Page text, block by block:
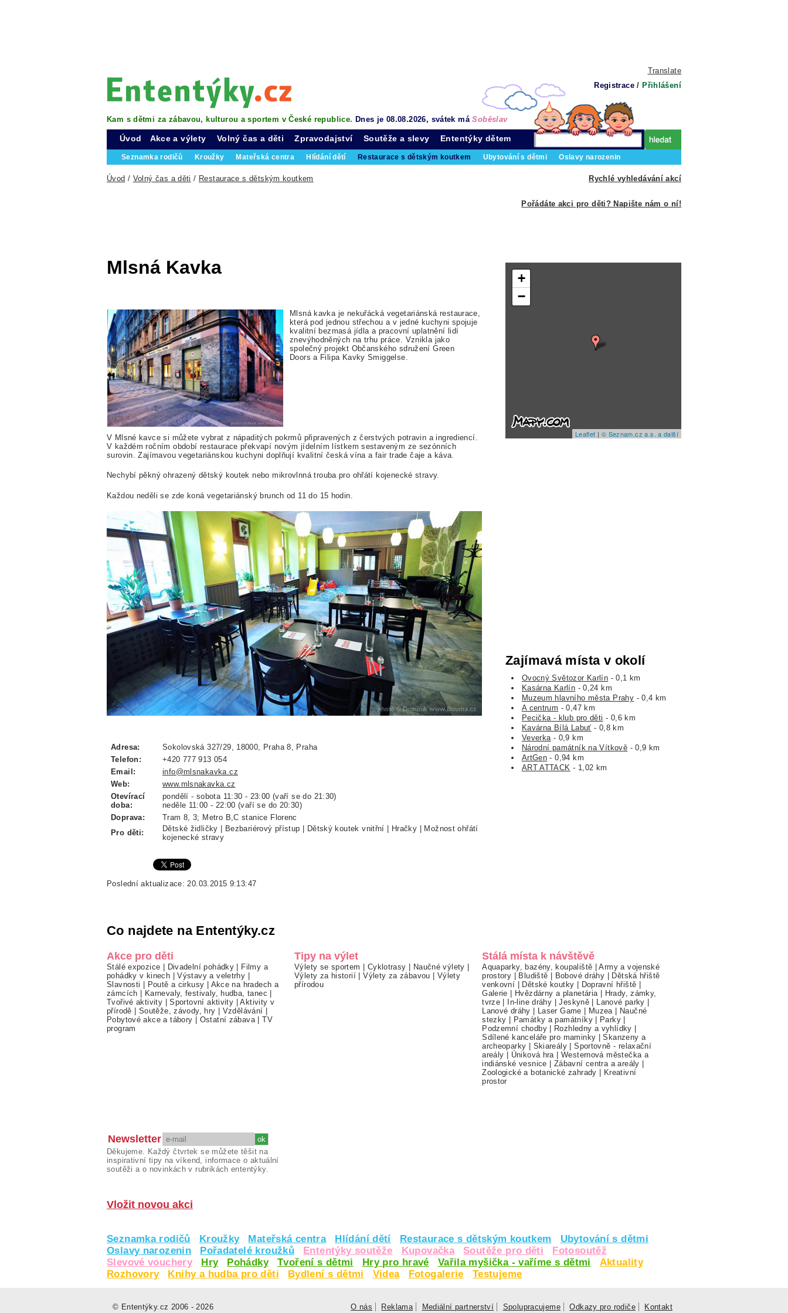
Translate
Registrace / Přihlášení
Kam s dětmi za zábavou, kulturou a sportem v České republice. Dnes je 08.08.2026, svátek máSoběslav
Úvod Akce a výlety Volný čas a děti
Seznamka rodičů Kroužky Mateřská centra Hlídání dětí Restaurace s dětským koutkem Ubytování s dětmi Oslavy narozenin
Zpravodajství Soutěže a slevy Ententýky dětem
Rychlé vyhledávání akcí
Úvod / Volný čas a děti / Restaurace s dětským koutkem
Pořádáte akci pro děti? Napište nám o ní!
Mlsná Kavka
Mlsná kavka je nekuřácká vegetariánská restaurace,
která pod jednou střechou a v jedné kuchyni spojuje
kvalitní bezmasá jídla a pracovní uplatnění lidí
znevýhodněných na trhu práce. Vznikla jako
společný projekt Občanského sdružení Green
Doors a Filipa Kavky Smiggelse.
V Mlsné kavce si můžete vybrat z nápaditých pokrmů připravených z čerstvých potravin a ingrediencí.
V každém ročním období restaurace překvapí novým jídelním lístkem sestaveným ze sezónních
surovin. Zajímavou vegetariánskou kuchyni doplňují kvalitní česká vína a fair trade čaje a káva.
Nechybí pěkný ohrazený dětský koutek nebo mikrovlnná trouba pro ohřátí kojenecké stravy.
Každou neděli se zde koná vegetariánský brunch od 11 do 15 hodin.
Adresa:
Sokolovská 327/29, 18000, Praha 8, Praha
Telefon:
+420 777 913 054
Email:
info@mlsnakavka.cz
Web:
www.mlsnakavka.cz
Otevírací
doba:
pondělí - sobota 11:30 - 23:00 (vaří se do 21:30)
neděle 11:00 - 22:00 (vaří se do 20:30)
Doprava:
Tram 8, 3; Metro B,C stanice Florenc
Pro děti:
Dětské židličky | Bezbariérový přístup | Dětský koutek vnitřní | Hračky | Možnost ohřátí
kojenecké stravy
Poslední aktualizace: 20.03.2015 9:13:47
+
−
Leaflet | © Seznam.cz a.s. a další
Zajímavá místa v okolí
Ovocný Světozor Karlín - 0,1 km
Kasárna Karlín - 0,24 km
Muzeum hlavního města Prahy - 0,4 km
A centrum - 0,47 km
Pecička - klub pro děti - 0,6 km
Kavárna Bílá Labuť - 0,8 km
Veverka- 0,9 km
Národní památník na Vítkově - 0,9 km
ArtGen - 0,94 km
ART ATTACK - 1,02 km
Co najdete na Ententýky.cz
Akce pro děti
Stálé expozice Divadelní pohádky
Filmy a
pohádky v kinech |Výstavy a veletrhy
Slavnosti
Poutě a cirkusy
Akce na hradech a
zámcích
Karnevaly, festivaly, hudba, tanec
Tvořivé aktivity |Sportovní aktivity |Aktivity v
přírodě
Soutěže, závody, hry Vzdělávání
Pobytové akce a tábory
Ostatní zábava |TV
program
Tipy na výlet
Výlety se sportem Cyklotrasy Naučné výlety
Výlety za historií |Výlety za zábavou
Výlety
přírodou
Stálá místa k návštěvě
Aquaparky, bazény, koupaliště |Army a vojenské
prostory
Bludiště Bobové dráhy
Dětská hřiště
venkovní
Dětské koutky Dopravní hřiště
Galerie
Hvězdárny a planetária
Hrady, zámky,
tvrze
In-line dráhy |Jeskyně Lanové parky
Lanové dráhy
Laser Game Muzea
Naučné
stezky
Památky a památníky| Parky
Podzemní chodby| Rozhledny a vyhlídky
Sdílené kanceláře pro maminky |Skanzeny a
archeoparky
Skiareály |Sportovně - relaxační
areály
Úniková hra |Westernová městečka a
indiánské vesnice
Zábavní centra a areály
Zoologické a botanické zahrady
Kreativní
prostor
Newsletter
Děkujeme. Každý čtvrtek se můžete těšit na
inspirativní tipy na víkend, informace o aktuální
soutěži a o novinkách v rubrikách ententýky.
Vložit novou akci
Seznamka rodičů Kroužky Mateřská centra Hlídání dětí Restaurace s dětským koutkem
Ubytování s dětmi
Oslavy narozenin
Pořadatelé kroužků Ententýky soutěže Kupovačka Soutěže pro děti
Fotosoutěž
Slevové vouchery
Hry Pohádky Tvoření s dětmi Hry pro hravé Vařila myšička - vaříme s dětmi
Aktuality
Rozhovory
Knihy a hudba pro děti Bydlení s dětmi Videa Fotogalerie Testujeme
O nás Reklama Mediální partnerství Spolupracujeme Odkazy pro rodiče Kontakt
© Ententýky.cz 2006 - 2026